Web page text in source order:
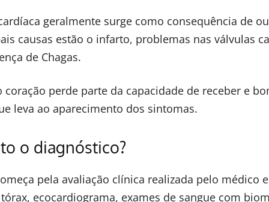
geralmente surge como consequência de
causas estão o infarto, problemas nas válvulas
de Chagas.
coração perde parte da capacidade de receber e
leva ao aparecimento dos sintomas.
o diagnóstico?
pela avaliação clínica realizada pelo médico
ecocardiograma, exames de sangue com